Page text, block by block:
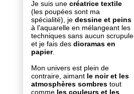
Je suis une créatrice textile
(les poupées sont ma
spécialité), je dessine et peins
à l'aquarelle en mélangeant les
techniques sans aucun scrupule
et je fais des dioramas en
papier.
Mon univers est plein de
contraire, aimant le noir et les
atmosphères sombres tout
comme les couleurs et les